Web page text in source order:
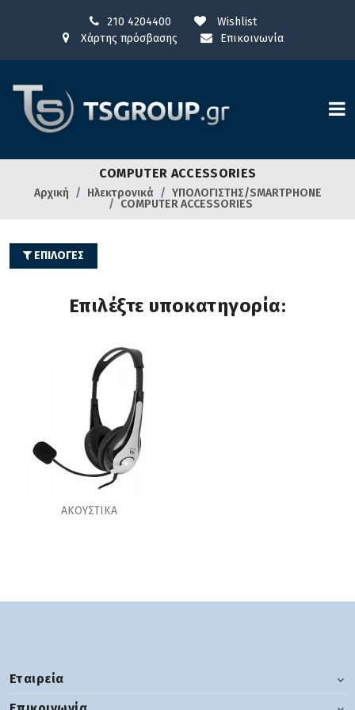
210 4204400
Wishlist
Χάρτης πρόσβασης
Επικοινωνία
COMPUTER ACCESSORIES
Αρχική Ηλεκτρονικά
ΥΠΟΛΟΓΙΣΤΗΣ/SMARTPHONE
COMPUTER ACCESSORIES
ΕΠΙΛΟΓΕΣ
Επιλέξτε υποκατηγορία:
ΑΚΟΥΣΤΙΚΑ
Εταιρεία